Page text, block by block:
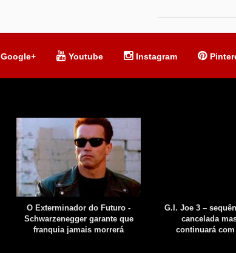
Google+ Youtube Instagram
O Exterminador do Futuro -
Schwarzenegger garante que
franquia jamais morrerá
G.I. Joe 3 –
cancelada
continuará